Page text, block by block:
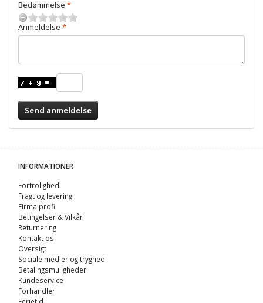
Bedømmelse
Anmeldelse
Send anmeldelse
INFORMATIONER
Fortrolighed
Fragt og levering
Firma profil
Betingelser & Vilkår
Returnering
Kontakt os
Oversigt
Sociale medier og tryghed
Betalingsmuligheder
Kundeservice
Forhandler